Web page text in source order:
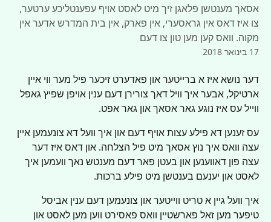
אסאך מענטשן פלאגן זיך מיט לאסט אויף עפענטליכע ערטער,
צו איז דאס אין גראסערי, אין פארק, אין בית המדרש אדער אין
מקוה. וואס קען מען טון צו דעם
17 בינואר 2018
דער נושא איז א ברייטער און פאדערט זיכער פיל מער ווי איין
ארטיקל, אבער איך וויל דאך צורירן דעם ענין אויפן שפיץ גאפל
ווייל עס איז נוגע גאר אסאך און גאר אפט.
עס זענען דא פילע עצות אויף דעם און איך וועל דא צונעמען איין
עצה וואס איך נוץ אסאך מיט פיל הצלחה. און דאס איז דער
עצה פון דאווענען און בעטן פאר דעם מענטש נאך וועמען איך
לאסט און יענעם בענטשן מיט פילע ברכות.
איך וועל גיין א טריט ווייטער און צונעמען דעם ענין אביסל
טיפער מען זאל פארשטיין וואס פאסירט ווען מען לאסט און